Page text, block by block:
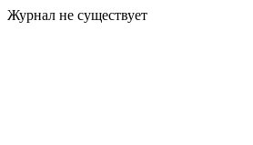
Журнал не существует